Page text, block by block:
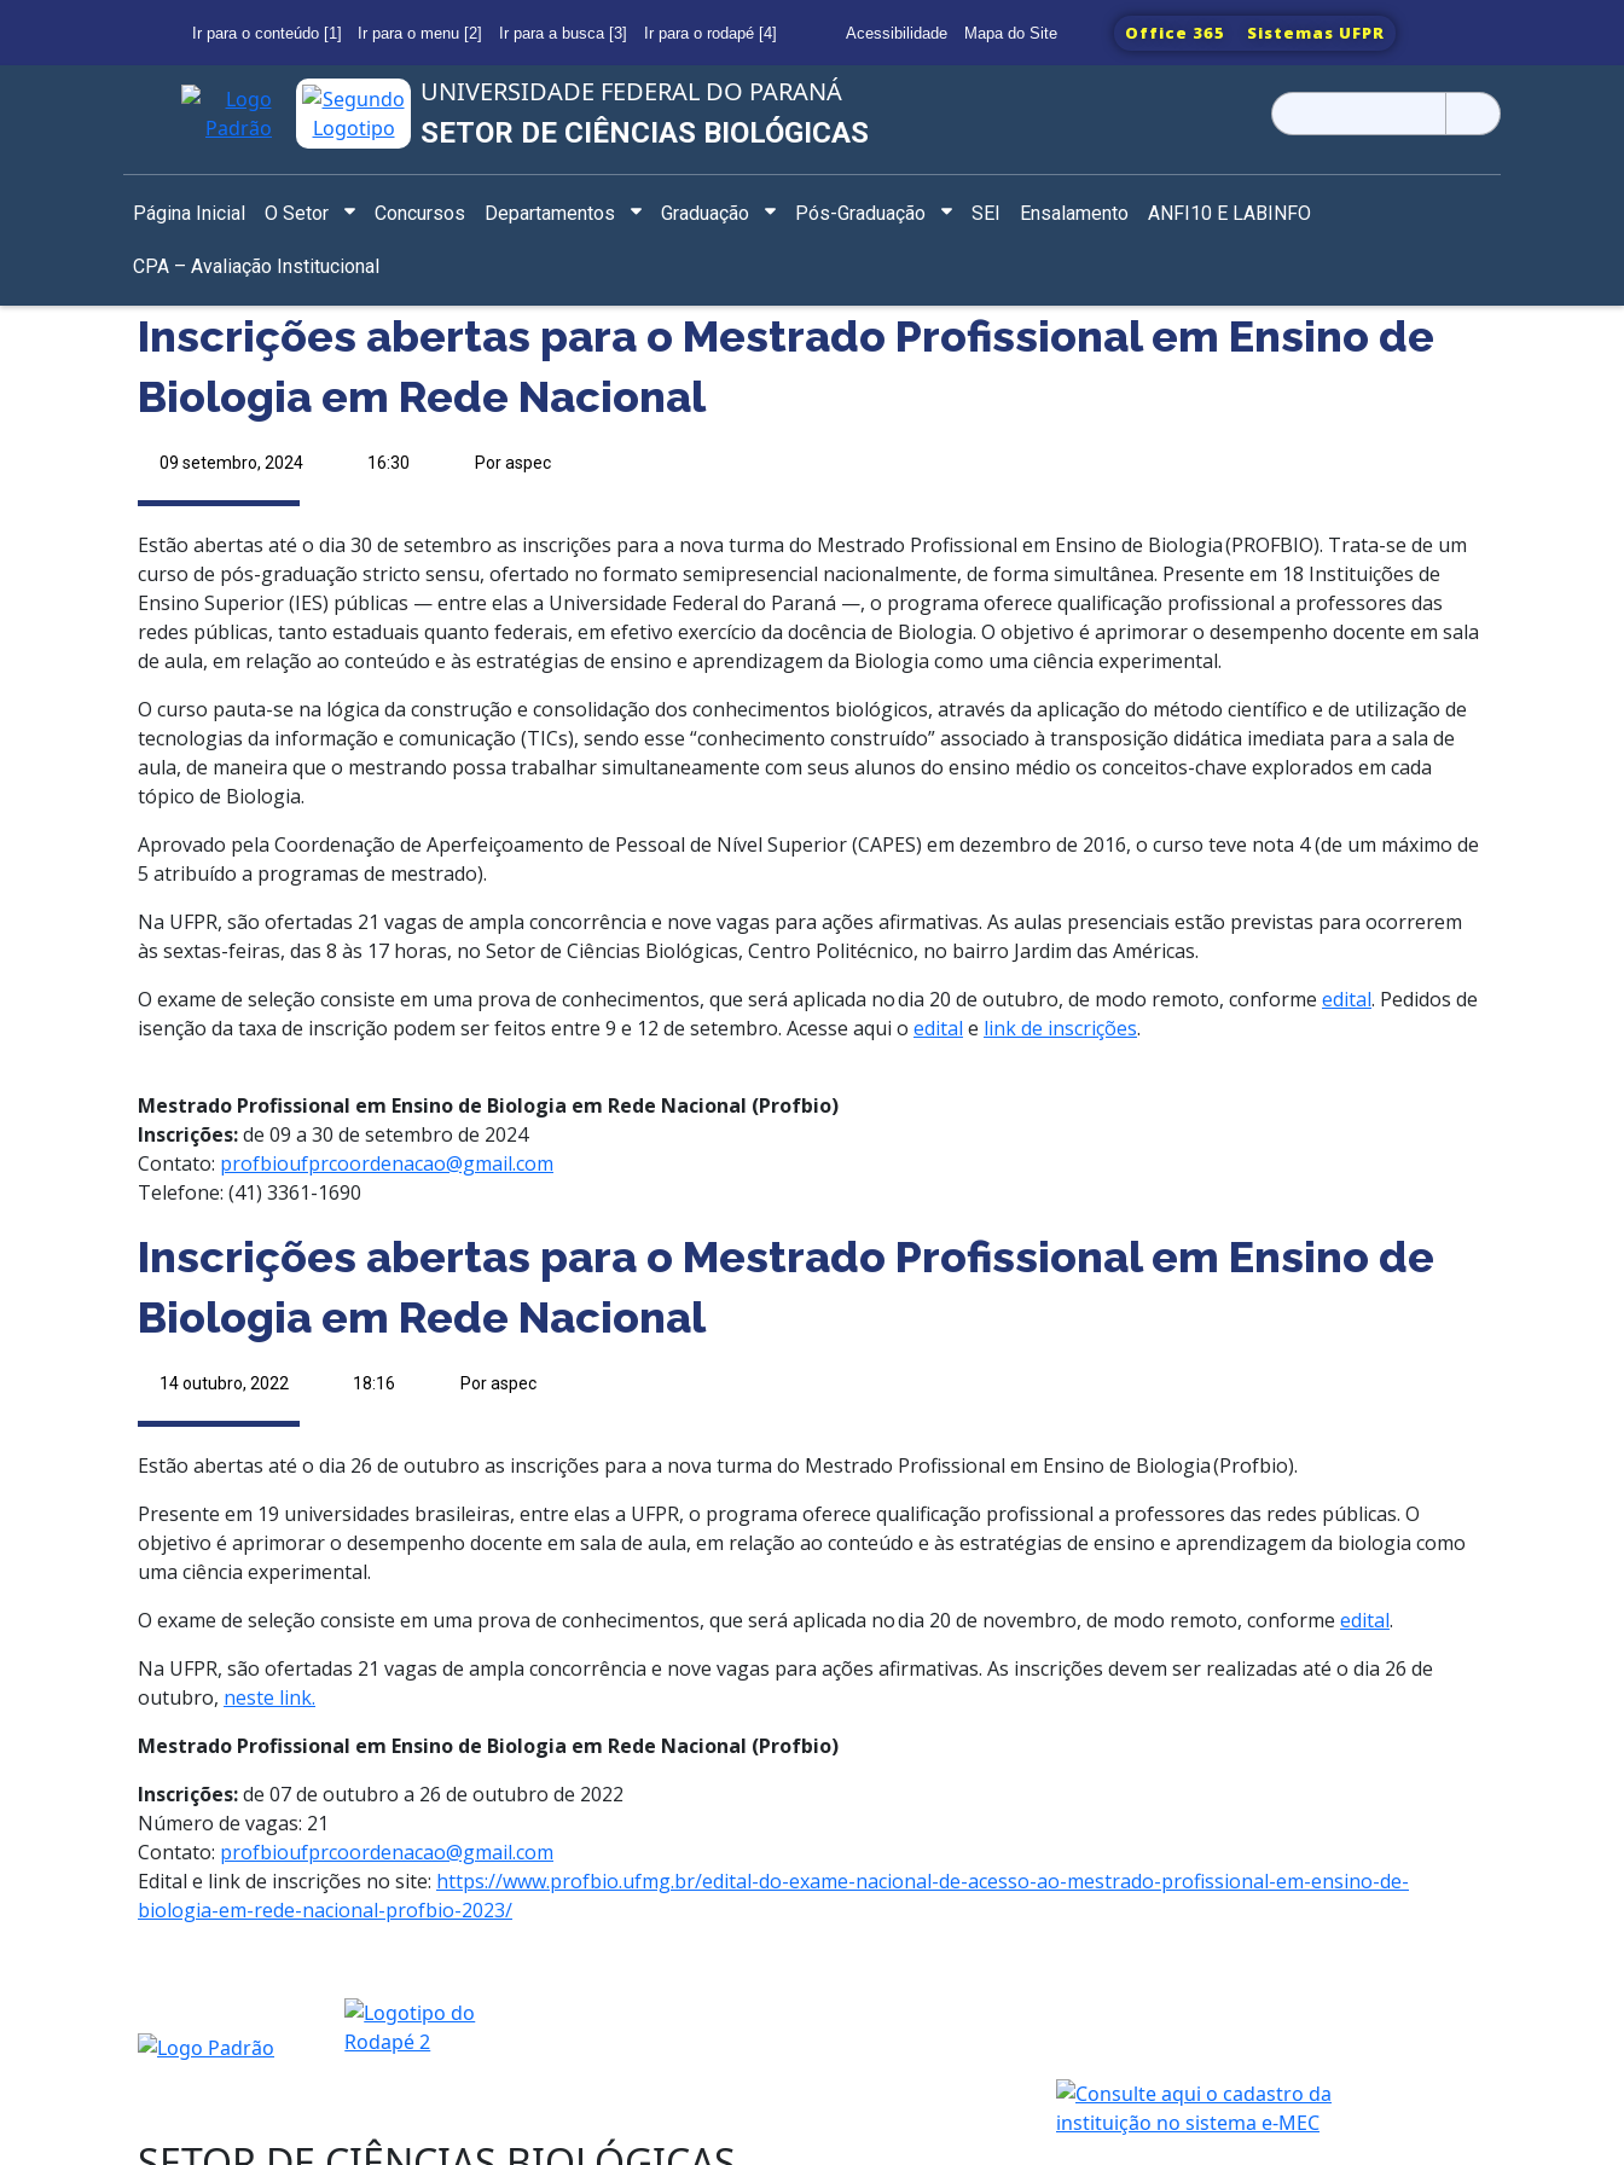
Ir para o conteúdo [1] Ir para o menu [2] Ir para a busca [3] Ir para o rodapé [4] Acessibilidade Mapa do Site Office 365 Sistemas UFPR
UNIVERSIDADE FEDERAL DO PARANÁ
SETOR DE CIÊNCIAS BIOLÓGICAS
Pesquisar
por:
Página Inicial O Setor Concursos Departamentos Graduação Pós-Graduação SEI Ensalamento ANFI10 E LABINFO
CPA – Avaliação Institucional
Inscrições abertas para o Mestrado Profissional em Ensino de
Biologia em Rede Nacional
09 setembro, 2024 16:30 Por aspec
Estão abertas até o dia 30 de setembro as inscrições para a nova turma do Mestrado Profissional em Ensino de Biologia (PROFBIO). Trata-se de um
curso de pós-graduação stricto sensu, ofertado no formato semipresencial nacionalmente, de forma simultânea. Presente em 18 Instituições de
Ensino Superior (IES) públicas — entre elas a Universidade Federal do Paraná —, o programa oferece qualificação profissional a professores das
redes públicas, tanto estaduais quanto federais, em efetivo exercício da docência de Biologia. O objetivo é aprimorar o desempenho docente em sala
de aula, em relação ao conteúdo e às estratégias de ensino e aprendizagem da Biologia como uma ciência experimental.
O curso pauta-se na lógica da construção e consolidação dos conhecimentos biológicos, através da aplicação do método científico e de utilização de
tecnologias da informação e comunicação (TICs), sendo esse “conhecimento construído” associado à transposição didática imediata para a sala de
aula, de maneira que o mestrando possa trabalhar simultaneamente com seus alunos do ensino médio os conceitos-chave explorados em cada
tópico de Biologia.
Aprovado pela Coordenação de Aperfeiçoamento de Pessoal de Nível Superior (CAPES) em dezembro de 2016, o curso teve nota 4 (de um máximo de
5 atribuído a programas de mestrado).
Na UFPR, são ofertadas 21 vagas de ampla concorrência e nove vagas para ações afirmativas. As aulas presenciais estão previstas para ocorrerem
às sextas-feiras, das 8 às 17 horas, no Setor de Ciências Biológicas, Centro Politécnico, no bairro Jardim das Américas.
O exame de seleção consiste em uma prova de conhecimentos, que será aplicada no dia 20 de outubro, de modo remoto, conforme edital. Pedidos de
isenção da taxa de inscrição podem ser feitos entre 9 e 12 de setembro. Acesse aqui o edital e link de inscrições.
Mestrado Profissional em Ensino de Biologia em Rede Nacional (Profbio)
Inscrições:de 09 a 30 de setembro de 2024
Contato: profbioufprcoordenacao@gmail.com
Telefone: (41) 3361-1690
Inscrições abertas para o Mestrado Profissional em Ensino de
Biologia em Rede Nacional
14 outubro, 2022 18:16 Por aspec
Estão abertas até o dia 26 de outubro as inscrições para a nova turma do Mestrado Profissional em Ensino de Biologia (Profbio).
Presente em 19 universidades brasileiras, entre elas a UFPR, o programa oferece qualificação profissional a professores das redes públicas. O
objetivo é aprimorar o desempenho docente em sala de aula, em relação ao conteúdo e às estratégias de ensino e aprendizagem da biologia como
uma ciência experimental.
O exame de seleção consiste em uma prova de conhecimentos, que será aplicada no dia 20 de novembro, de modo remoto, conforme edital.
Na UFPR, são ofertadas 21 vagas de ampla concorrência e nove vagas para ações afirmativas. As inscrições devem ser realizadas até o dia 26 de
outubro, neste link.
Mestrado Profissional em Ensino de Biologia em Rede Nacional (Profbio)
Inscrições:de 07 de outubro a 26 de outubro de 2022
Número de vagas: 21
Contato: profbioufprcoordenacao@gmail.com
Edital e link de inscrições no site: https://www.profbio.ufmg.br/edital-do-exame-nacional-de-acesso-ao-mestrado-profissional-em-ensino-de-
biologia-em-rede-nacional-profbio-2023/